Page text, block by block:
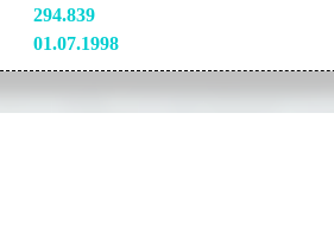
294.839
01.07.1998